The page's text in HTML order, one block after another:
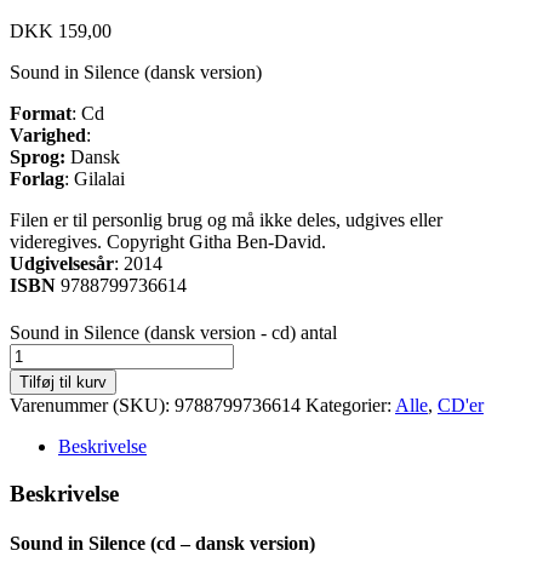
DKK 159,00
Sound in Silence (dansk version)
Format: Cd
Varighed:
Sprog: Dansk
Forlag: Gilalai
Filen er til personlig brug og må ikke deles, udgives eller
videregives. Copyright Githa Ben-David.
Udgivelsesår: 2014
ISBN 9788799736614
Sound in Silence (dansk version - cd) antal
Tilføj til kurv
Varenummer (SKU): 9788799736614 Kategorier: Alle, CD'er
Beskrivelse
Beskrivelse
Sound in Silence (cd – dansk version)